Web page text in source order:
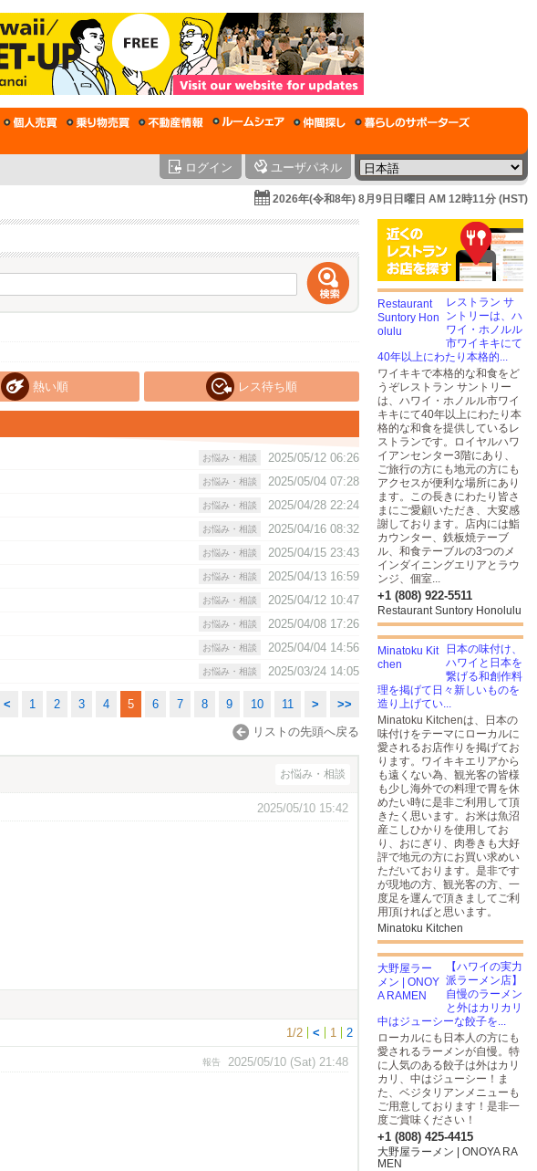
ログイン ユーザパネル
2026年(令和8年) 8月9日日曜日 AM 12時11分 (HST)
熱い順 レス待ち順
お悩み・相談
2025/05/12 06:26
お悩み・相談
2025/05/04 07:28
お悩み・相談
2025/04/28 22:24
お悩み・相談
2025/04/16 08:32
お悩み・相談
2025/04/15 23:43
お悩み・相談
2025/04/13 16:59
お悩み・相談
2025/04/12 10:47
お悩み・相談
2025/04/08 17:26
お悩み・相談
2025/04/04 14:56
お悩み・相談 2025/03/24 14:05
< 1 2 3 4 5 6 7 8 9 10 11 >
>>
リストの先頭へ戻る
お悩み・相談
2025/05/10 15:42
1/2
< 1 2
2025/05/10 (Sat) 21:48
報告
レストラン サ
ントリーは、ハ
ワイ・ホノルル
市ワイキキにて
40年以上にわたり本格的...
ワイキキで本格的な和食をど
うぞレストラン サントリー
は、ハワイ・ホノルル市ワイ
キキにて40年以上にわたり本
格的な和食を提供しているレ
ストランです。ロイヤルハワ
イアンセンター3階にあり、
ご旅行の方にも地元の方にも
アクセスが便利な場所にあり
ます。この長きにわたり皆さ
まにご愛顧いただき、大変感
謝しております。店内には鮨
カウンター、鉄板焼テーブ
ル、和食テーブルの3つのメ
インダイニングエリアとラウ
ンジ、個室...
+1 (808) 922-5511
Restaurant Suntory Honolulu
日本の味付け、
ハワイと日本を
繋げる和創作料
理を掲げて日々新しいものを
造り上げてい...
Minatoku Kitchenは、日本の
味付けをテーマにローカルに
愛されるお店作りを掲げてお
ります。ワイキキエリアから
も遠くない為、観光客の皆様
も少し海外での料理で胃を休
めたい時に是非ご利用して頂
きたく思います。お米は魚沼
産こしひかりを使用してお
り、おにぎり、肉巻きも大好
評で地元の方にお買い求めい
ただいております。是非です
が現地の方、観光客の方、一
度足を運んで頂きましてご利
用頂ければと思います。
Minatoku Kitchen
【ハワイの実力
派ラーメン店】
自慢のラーメン
と外はカリカリ
中はジューシーな餃子を...
ローカルにも日本人の方にも
愛されるラーメンが自慢。特
に人気のある餃子は外はカリ
カリ、中はジューシー！ま
た、ベジタリアンメニューも
ご用意しております！是非一
度ご賞味ください！
+1 (808) 425-4415
大野屋ラーメン | ONOYA RA
MEN